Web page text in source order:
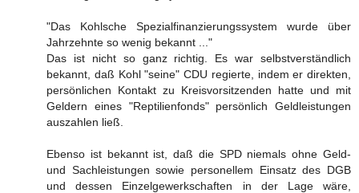
"Das Kohlsche Spezialfinanzierungssystem wurde über
Jahrzehnte so wenig bekannt ..."
Das ist nicht so ganz richtig. Es war selbstverständlich
bekannt, daß Kohl "seine" CDU regierte, indem er direkten,
persönlichen Kontakt zu Kreisvorsitzenden hatte und mit
Geldern eines "Reptilienfonds" persönlich Geldleistungen
auszahlen ließ.
Ebenso ist bekannt ist, daß die SPD niemals ohne Geld-
und Sachleistungen sowie personellem Einsatz des DGB
und dessen Einzelgewerkschaften in der Lage wäre,